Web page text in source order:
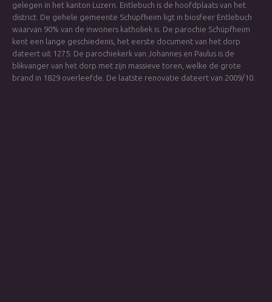
gelegen in het kanton Luzern. Entlebuch is de hoofdplaats van het
district. De gehele gemeente Schüpfheim ligt in biosfeer Entlebuch
waarvan 90% van de inwoners katholiek is. De parochie Schüpfheim
kent een lange geschiedenis, het eerste document van het dorp
dateert uit 1275. De parochiekerk van Johannes en Paulus is de
blikvanger van het dorp met zijn massieve toren, welke de grote
brand in 1829 overleefde. De laatste renovatie dateert van 2009/10.